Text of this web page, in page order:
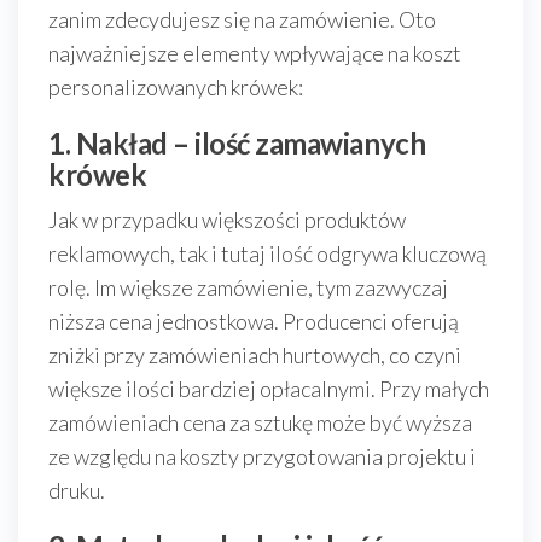
zanim zdecydujesz się na zamówienie. Oto
najważniejsze elementy wpływające na koszt
personalizowanych krówek:
1. Nakład – ilość zamawianych
krówek
Jak w przypadku większości produktów
reklamowych, tak i tutaj ilość odgrywa kluczową
rolę. Im większe zamówienie, tym zazwyczaj
niższa cena jednostkowa. Producenci oferują
zniżki przy zamówieniach hurtowych, co czyni
większe ilości bardziej opłacalnymi. Przy małych
zamówieniach cena za sztukę może być wyższa
ze względu na koszty przygotowania projektu i
druku.